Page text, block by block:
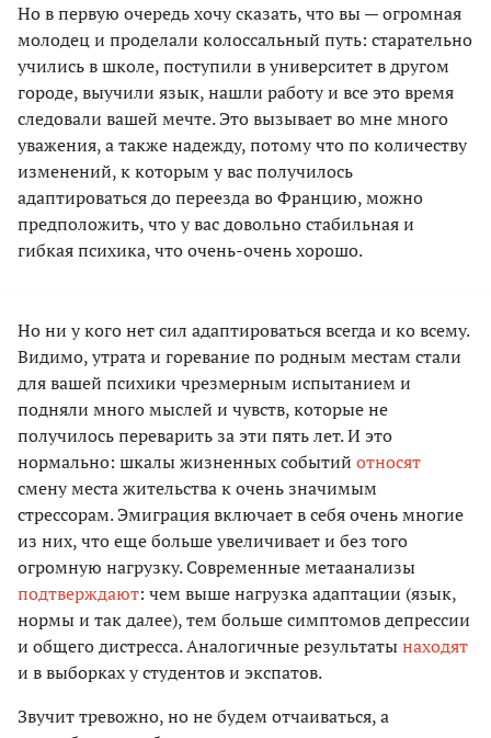
Но в первую очередь хочу сказать, что вы — огромная
молодец и проделали колоссальный путь: старательно
учились в школе, поступили в университет в другом
городе, выучили язык, нашли работу и все это время
следовали вашей мечте. Это вызывает во мне много
уважения, а также надежду, потому что по количеству
изменений, к которым у вас получилось
адаптироваться до переезда во Францию, можно
предположить, что у вас довольно стабильная и
гибкая психика, что очень-очень хорошо.
Но ни у кого нет сил адаптироваться всегда и ко всему.
Видимо, утрата и горевание по родным местам стали
для вашей психики чрезмерным испытанием и
подняли много мыслей и чувств, которые не
получилось переварить за эти пять лет. И это
нормально: шкалы жизненных событий относят
смену места жительства к очень значимым
стрессорам. Эмиграция включает в себя очень многие
из них, что еще больше увеличивает и без того
огромную нагрузку. Современные метаанализы
подтверждают: чем выше нагрузка адаптации (язык,
нормы и так далее), тем больше симптомов депрессии
и общего дистресса. Аналогичные результатынаходят
и в выборках у студентов и экспатов.
Звучит тревожно, но не будем отчаиваться, а